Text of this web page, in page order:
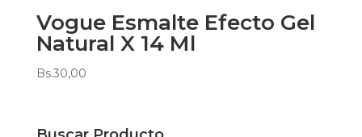
Vogue Esmalte Efecto Gel
Natural X 14 Ml
Bs.30,00